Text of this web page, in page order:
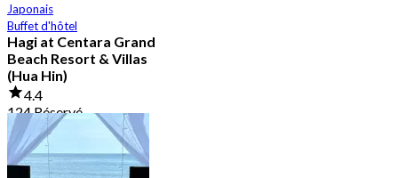
Japonais
Buffet d'hôtel
Hagi at Centara Grand
Beach Resort & Villas
(Hua Hin)
4.4
124 Réservé
De฿ 747.5